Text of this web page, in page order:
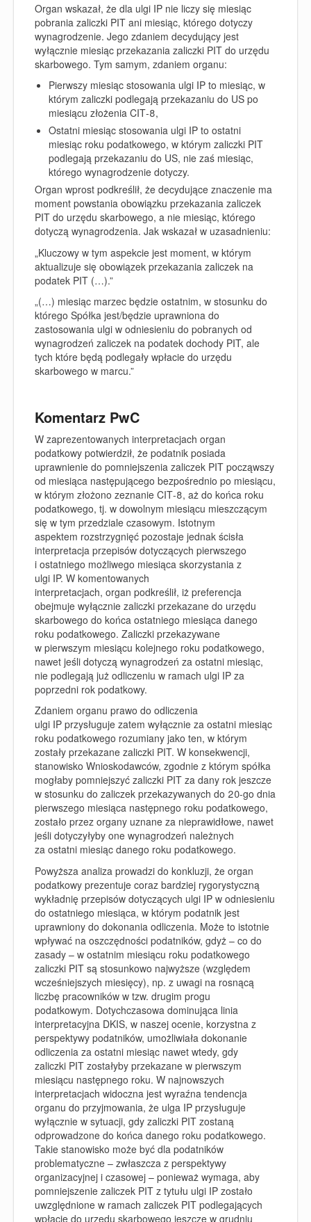
Organ wskazał, że dla ulgi IP nie liczy się miesiąc
pobrania zaliczki PIT ani miesiąc, którego dotyczy
wynagrodzenie. Jego zdaniem decydujący jest
wyłącznie miesiąc przekazania zaliczki PIT do urzędu
skarbowego. Tym samym, zdaniem organu:
Pierwszy miesiąc stosowania ulgi IP to miesiąc, w
którym zaliczki podlegają przekazaniu do US po
miesiącu złożenia CIT‑8,
Ostatni miesiąc stosowania ulgi IP to ostatni
miesiąc roku podatkowego, w którym zaliczki PIT
podlegają przekazaniu do US, nie zaś miesiąc,
którego wynagrodzenie dotyczy.
Organ wprost podkreślił, że decydujące znaczenie ma
moment powstania obowiązku przekazania zaliczek
PIT do urzędu skarbowego, a nie miesiąc, którego
dotyczą wynagrodzenia. Jak wskazał w uzasadnieniu:
„Kluczowy w tym aspekcie jest moment, w którym
aktualizuje się obowiązek przekazania zaliczek na
podatek PIT (…).”
„(…) miesiąc marzec będzie ostatnim, w stosunku do
którego Spółka jest/będzie uprawniona do
zastosowania ulgi w odniesieniu do pobranych od
wynagrodzeń zaliczek na podatek dochody PIT, ale
tych które będą podlegały wpłacie do urzędu
skarbowego w marcu.”
Komentarz PwC
W zaprezentowanych interpretacjach organ
podatkowy potwierdził, że podatnik posiada
uprawnienie do pomniejszenia zaliczek PIT począwszy
od miesiąca następującego bezpośrednio po miesiącu,
w którym złożono zeznanie CIT‑8, aż do końca roku
podatkowego, tj. w dowolnym miesiącu mieszczącym
się w tym przedziale czasowym. Istotnym
aspektem rozstrzygnięć pozostaje jednak ścisła
interpretacja przepisów dotyczących pierwszego
i ostatniego możliwego miesiąca skorzystania z
ulgi IP. W komentowanych
interpretacjach, organ podkreślił, iż preferencja
obejmuje wyłącznie zaliczki przekazane do urzędu
skarbowego do końca ostatniego miesiąca danego
roku podatkowego. Zaliczki przekazywane
w pierwszym miesiącu kolejnego roku podatkowego,
nawet jeśli dotyczą wynagrodzeń za ostatni miesiąc,
nie podlegają już odliczeniu w ramach ulgi IP za
poprzedni rok podatkowy.
Zdaniem organu prawo do odliczenia
ulgi IP przysługuje zatem wyłącznie za ostatni miesiąc
roku podatkowego rozumiany jako ten, w którym
zostały przekazane zaliczki PIT. W konsekwencji,
stanowisko Wnioskodawców, zgodnie z którym spółka
mogłaby pomniejszyć zaliczki PIT za dany rok jeszcze
w stosunku do zaliczek przekazywanych do 20-go dnia
pierwszego miesiąca następnego roku podatkowego,
zostało przez organy uznane za nieprawidłowe, nawet
jeśli dotyczyłyby one wynagrodzeń należnych
za ostatni miesiąc danego roku podatkowego.
Powyższa analiza prowadzi do konkluzji, że organ
podatkowy prezentuje coraz bardziej rygorystyczną
wykładnię przepisów dotyczących ulgi IP w odniesieniu
do ostatniego miesiąca, w którym podatnik jest
uprawniony do dokonania odliczenia. Może to istotnie
wpływać na oszczędności podatników, gdyż – co do
zasady – w ostatnim miesiącu roku podatkowego
zaliczki PIT są stosunkowo najwyższe (względem
wcześniejszych miesięcy), np. z uwagi na rosnącą
liczbę pracowników w tzw. drugim progu
podatkowym. Dotychczasowa dominująca linia
interpretacyjna DKIS, w naszej ocenie, korzystna z
perspektywy podatników, umożliwiała dokonanie
odliczenia za ostatni miesiąc nawet wtedy, gdy
zaliczki PIT zostałyby przekazane w pierwszym
miesiącu następnego roku. W najnowszych
interpretacjach widoczna jest wyraźna tendencja
organu do przyjmowania, że ulga IP przysługuje
wyłącznie w sytuacji, gdy zaliczki PIT zostaną
odprowadzone do końca danego roku podatkowego.
Takie stanowisko może być dla podatników
problematyczne – zwłaszcza z perspektywy
organizacyjnej i czasowej – ponieważ wymaga, aby
pomniejszenie zaliczek PIT z tytułu ulgi IP zostało
uwzględnione w ramach zaliczek PIT podlegających
wpłacie do urzędu skarbowego jeszcze w grudniu